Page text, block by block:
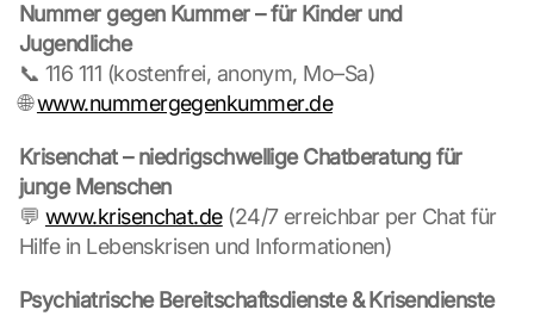
Nummer gegen Kummer – für Kinder und
Jugendliche
📞 116 111 (kostenfrei, anonym, Mo–Sa)
🌐 www.nummergegenkummer.de
Krisenchat – niedrigschwellige Chatberatung für
junge Menschen
💬 www.krisenchat.de (24/7 erreichbar per Chat für
Hilfe in Lebenskrisen und Informationen)
Psychiatrische Bereitschaftsdienste & Krisendienste
a
p
s
:
y
c
i
c
i